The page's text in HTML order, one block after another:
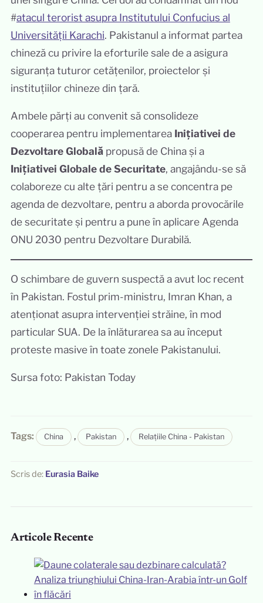
#atacul terorist asupra Institutului Confucius al
Universității Karachi. Pakistanul a informat partea
chineză cu privire la eforturile sale de a asigura
siguranța tuturor cetățenilor, proiectelor și
instituțiilor chineze din țară.
Ambele părți au convenit să consolideze
cooperarea pentru implementarea Inițiativei de
Dezvoltare Globalăpropusă de China și a
Inițiativei Globale de Securitate, angajându-se să
colaboreze cu alte țări pentru a se concentra pe
agenda de dezvoltare, pentru a aborda provocările
de securitate și pentru a pune în aplicare Agenda
ONU 2030 pentru Dezvoltare Durabilă.
O schimbare de guvern suspectă a avut loc recent
în Pakistan. Fostul prim-ministru, Imran Khan, a
atenționat asupra intervenției străine, în mod
particular SUA. De la înlăturarea sa au început
proteste masive în toate zonele Pakistanului.
Sursa foto: Pakistan Today
Tags: China , Pakistan , Relațiile China - Pakistan
Scris de: Eurasia Baike
Articole Recente